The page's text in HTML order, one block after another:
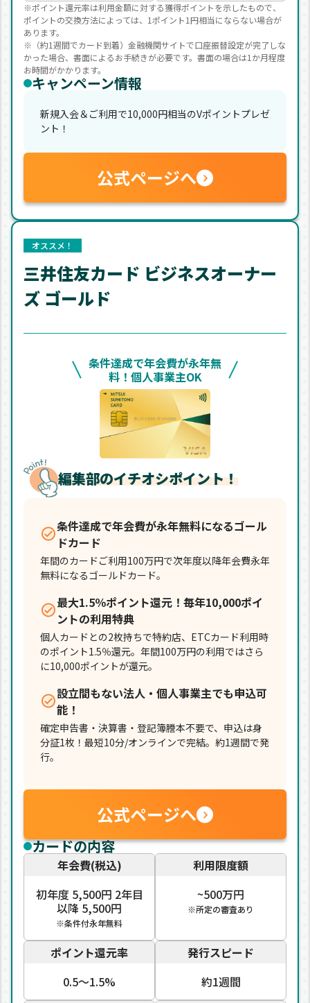
※ポイント還元率は利用金額に対する獲得ポイントを示したもので、
ポイントの交換方法によっては、1ポイント1円相当にならない場合が
あります。
※（約1週間でカード到着）金融機関サイトで口座振替設定が完了しな
かった場合、書面によるお手続きが必要です。書面の場合は1か月程度
お時間がかかります。
キャンペーン情報
新規入会＆ご利用で10,000円相当のVポイントプレゼ
ント！
公式ページへ
オススメ！
三井住友カード ビジネスオーナー
ズ ゴールド
条件達成で年会費が永年無
料！個人事業主OK
編集部のイチオシポイント！
条件達成で年会費が永年無料になるゴール
ドカード
年間のカードご利用100万円で次年度以降年会費永年
無料になるゴールドカード。
最大1.5％ポイント還元！毎年10,000ポイ
ントの利用特典
個人カードとの2枚持ちで特約店、ETCカード利用時
のポイント1.5％還元。年間100万円の利用ではさら
に10,000ポイントが還元。
設立間もない法人・個人事業主でも申込可
能！
確定申告書・決算書・登記簿謄本不要で、申込は身
分証1枚！最短10分/オンラインで完結。約1週間で発
行。
公式ページへ
カードの内容
年会費(税込)
初年度 5,500円 2年目
以降 5,500円
※条件付永年無料
利用限度額
~500万円
※所定の審査あり
ポイント還元率
0.5〜1.5%
発行スピード
約1週間